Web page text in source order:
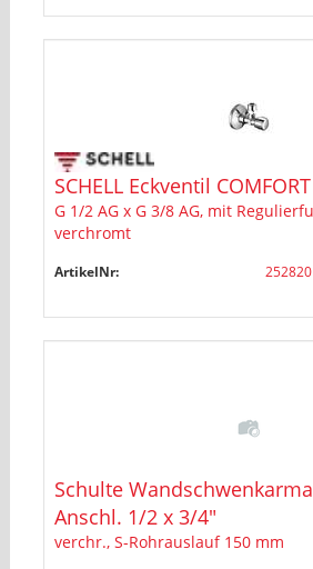
SCHELL Eckventil COMFORT
G 1/2 AG x G 3/8 AG, mit
verchromt
ArtikelNr: 252820
Schulte
Anschl. 1/2 x 3/4"
verchr., S-Rohrauslauf 150 mm